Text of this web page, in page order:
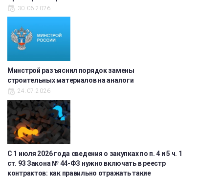
30.06.2026
Минстрой разъяснил порядок замены
строительных материалов на аналоги
24.07.2026
С 1 июля 2026 года сведения о закупках по п. 4 и 5 ч. 1
ст. 93 Закона № 44-ФЗ нужно включать в реестр
контрактов: как правильно отражать такие